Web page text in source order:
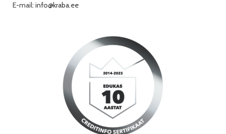
E-mail: info@kraba.ee